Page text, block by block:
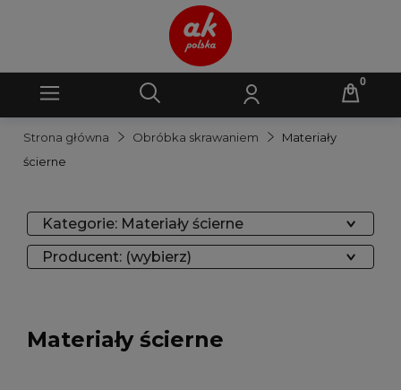
Strona główna Obróbka skrawaniem
Materiały
ścierne
Kategorie: Materiały ścierne
Producent: (wybierz)
Materiały ścierne